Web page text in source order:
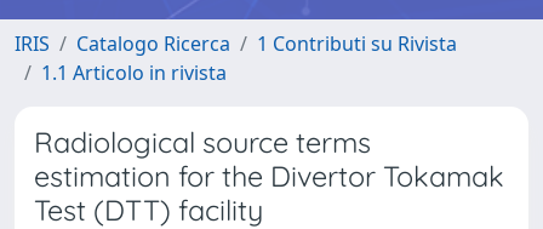
IRIS Catalogo Ricerca
1 Contributi su Rivista
1.1 Articolo in rivista
Radiological source terms
estimation for the Divertor Tokamak
Test (DTT) facility